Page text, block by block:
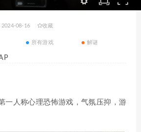
2024-08-16 收藏
所有游戏 解谜
一人称心理恐怖游戏，气氛压抑，游